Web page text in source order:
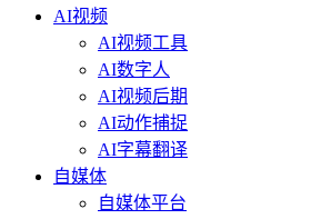
AI视频
AI视频工具
AI数字人
AI视频后期
AI动作捕捉
AI字幕翻译
自媒体
自媒体平台